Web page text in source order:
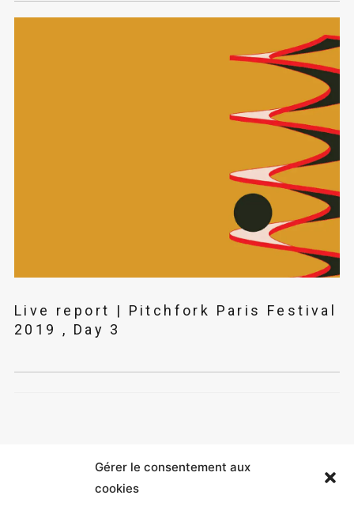
Gérer le consentement aux
cookies
Live report | Pitchfork Paris Festival
2019 , Day 3